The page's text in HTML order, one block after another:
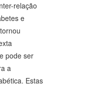
relação
e
pode ser
a
Estas